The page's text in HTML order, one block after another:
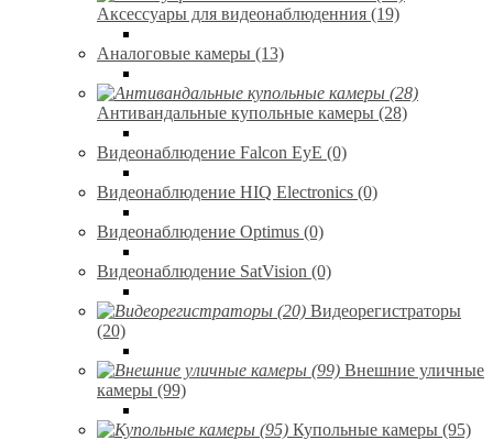
Аксессуары для видеонаблюденния (19)
Аналоговые камеры (13)
Антивандальные купольные камеры (28)
Видеонаблюдение Falcon EyE (0)
Видеонаблюдение HIQ Electronics (0)
Видеонаблюдение Optimus (0)
Видеонаблюдение SatVision (0)
Видеорегистраторы
(20)
Внешние уличные
камеры (99)
Купольные камеры (95)